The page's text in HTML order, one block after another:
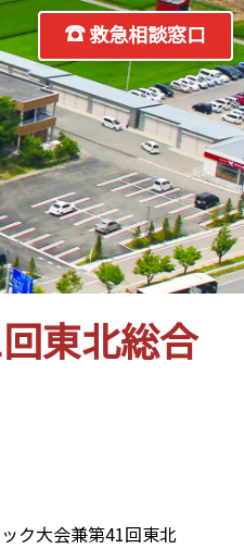
救急相談窓口
東北総合
ク大会兼第41回東北